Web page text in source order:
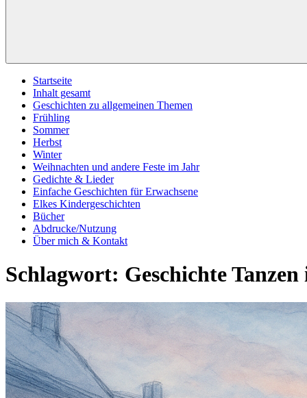
Startseite
Inhalt gesamt
Geschichten zu allgemeinen Themen
Frühling
Sommer
Herbst
Winter
Weihnachten und andere Feste im Jahr
Gedichte & Lieder
Einfache Geschichten für Erwachsene
Elkes Kindergeschichten
Bücher
Abdrucke/Nutzung
Über mich & Kontakt
Schlagwort: Geschichte Tanzen